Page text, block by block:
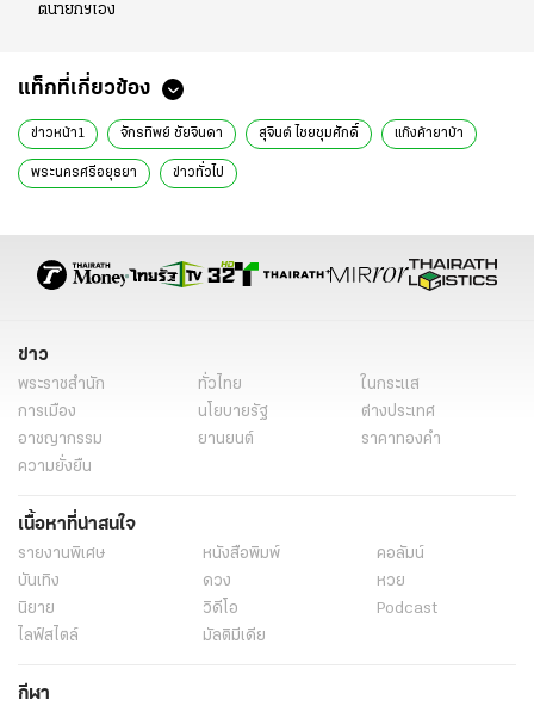
ตนายกฯเอง
แท็กที่เกี่ยวข้อง
ข่าวหน้า1 จักรทิพย์ ชัยจินดา สุจินต์ ไชยชุมศักดิ์ แก๊งค้ายาบ้า
พระนครศรีอยุธยา ข่าวทั่วไป
ข่าว
พระราชสำนัก ทั่วไทย
ในกระแส
การเมือง
นโยบายรัฐ
ต่างประเทศ
อาชญากรรม
ยานยนต์
ราคาทองคำ
ความยั่งยืน
เนื้อหาที่น่าสนใจ
รายงานพิเศษ หนังสือพิมพ์
คอลัมน์
บันเทิง
ดวง
หวย
นิยาย
วิดีโอ
Podcast
ไลฟ์สไตล์
มัลติมีเดีย
กีฬา